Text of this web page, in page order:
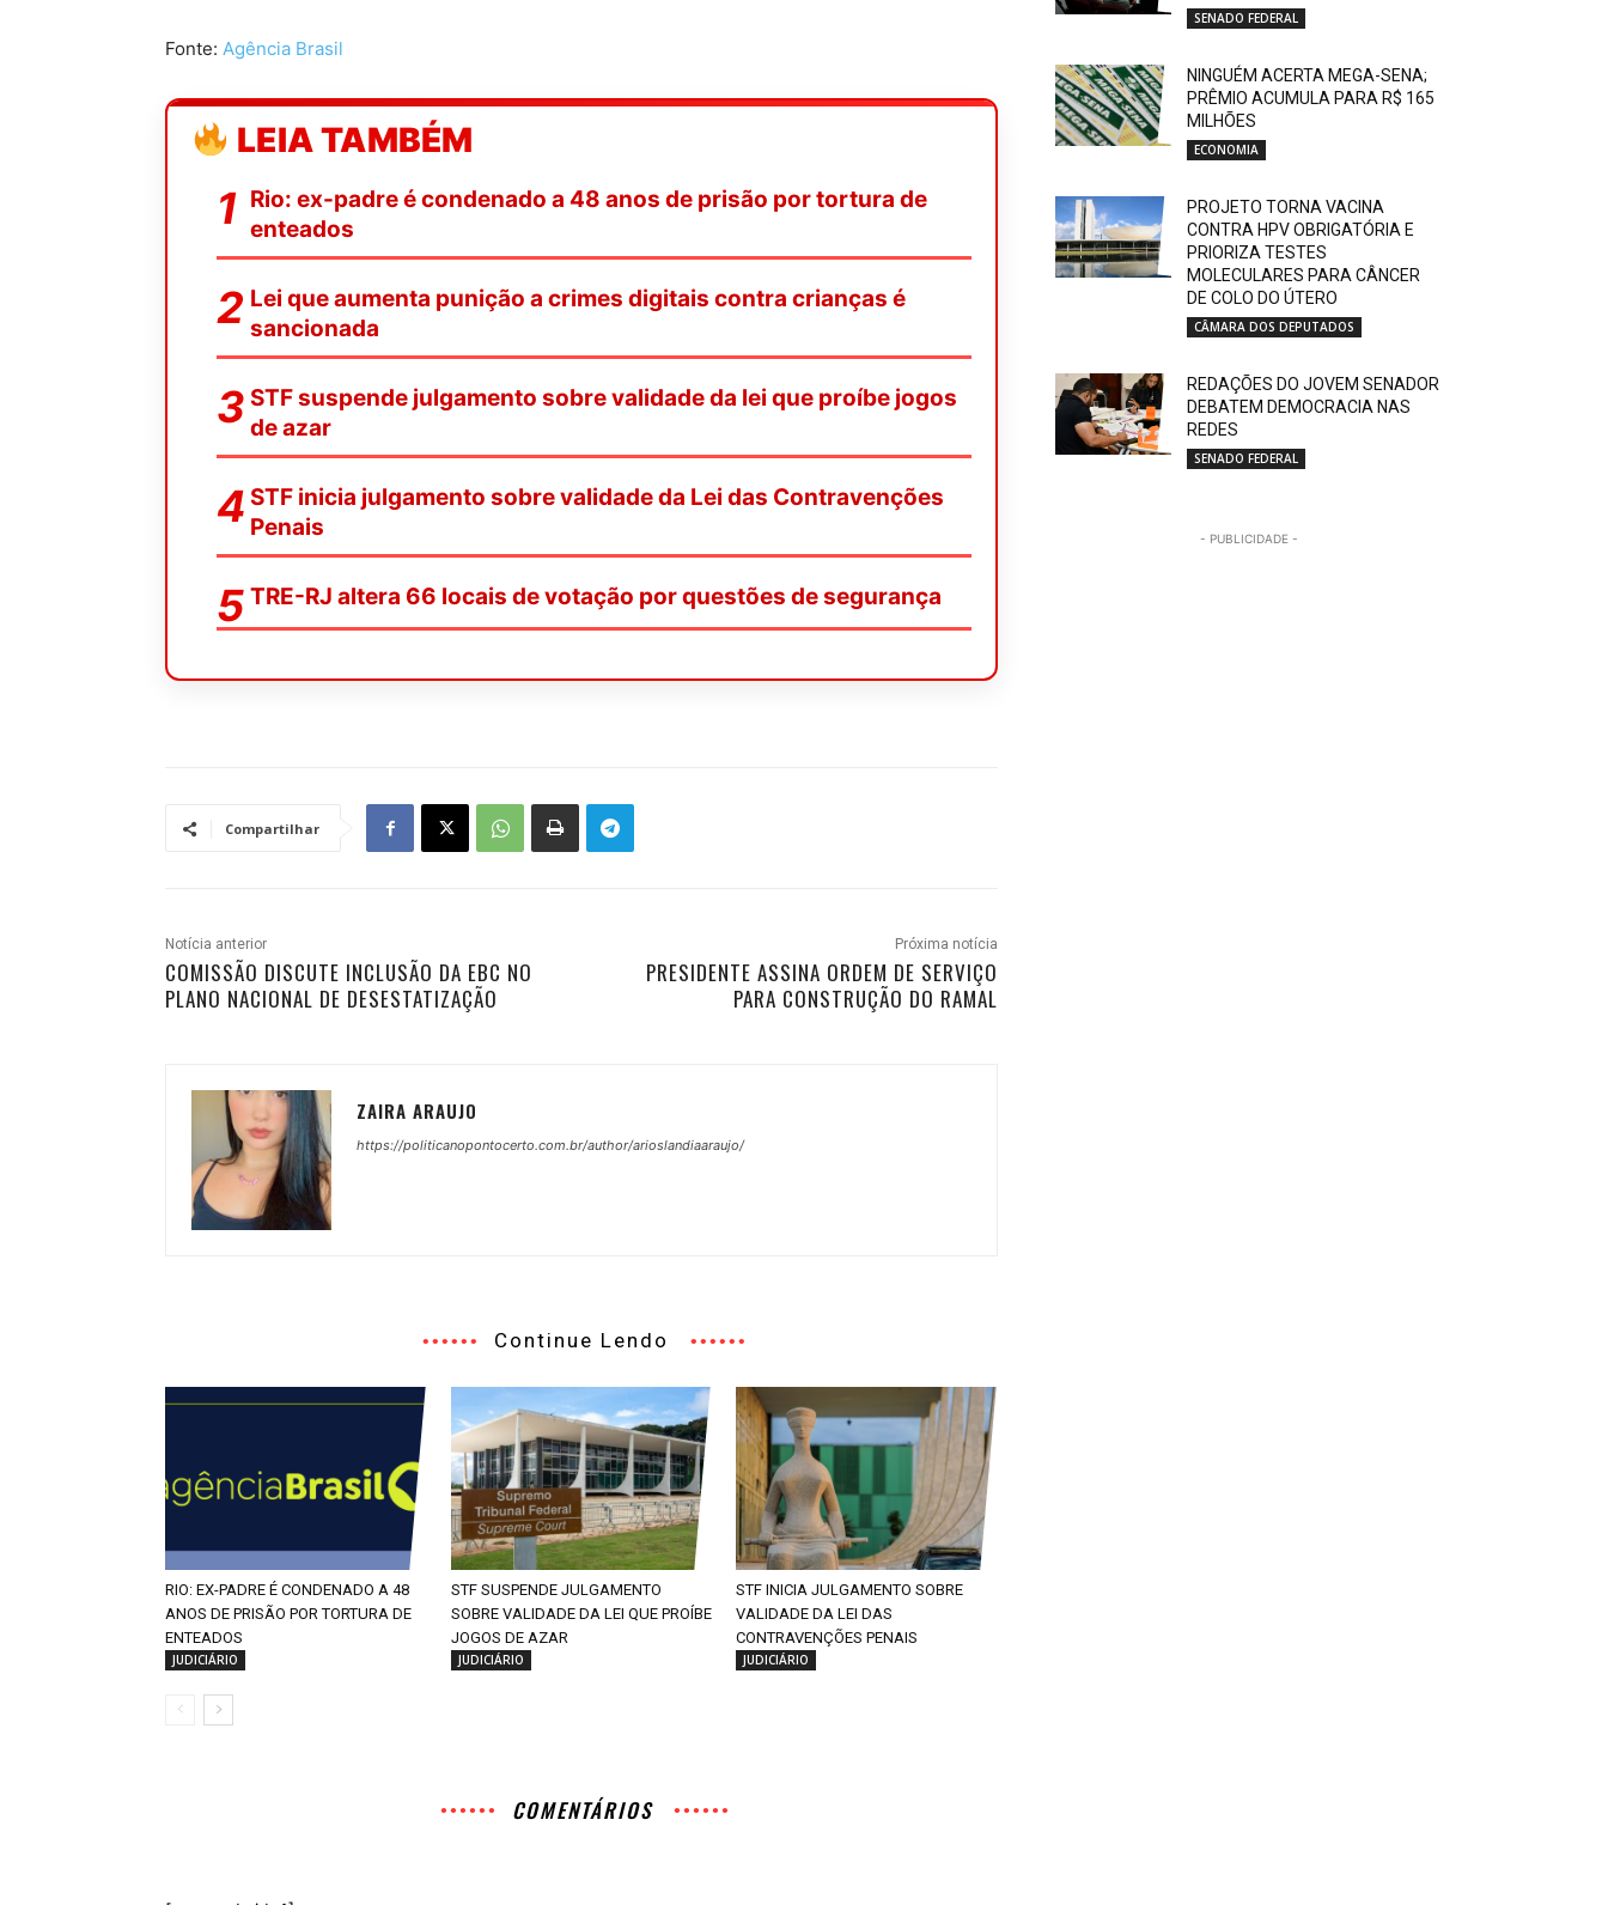
Fonte: Agência Brasil
LEIA TAMBÉM
Rio: ex-padre é condenado a 48 anos de prisão por tortura de
enteados
Lei que aumenta punição a crimes digitais contra crianças é
sancionada
STF suspende julgamento sobre validade da lei que proíbe jogos
de azar
STF inicia julgamento sobre validade da Lei das Contravenções
Penais
TRE-RJ altera 66 locais de votação por questões de segurança
Compartilhar
Notícia anterior
COMISSÃO DISCUTE INCLUSÃO DA EBC NO
PLANO NACIONAL DE DESESTATIZAÇÃO
Próxima notícia
PRESIDENTE ASSINA ORDEM DE SERVIÇO
PARA CONSTRUÇÃO DO RAMAL
ZAIRA ARAUJO
https://politicanopontocerto.com.br/author/arioslandiaaraujo/
Continue Lendo
RIO: EX-PADRE É CONDENADO A 48
ANOS DE PRISÃO POR TORTURA DE
ENTEADOS
JUDICIÁRIO
STF SUSPENDE JULGAMENTO
SOBRE VALIDADE DA LEI QUE PROÍBE
JOGOS DE AZAR
JUDICIÁRIO
STF INICIA JULGAMENTO SOBRE
VALIDADE DA LEI DAS
CONTRAVENÇÕES PENAIS
JUDICIÁRIO
COMENTÁRIOS
SENADO FEDERAL
NINGUÉM ACERTA MEGA-SENA;
PRÊMIO ACUMULA PARA R$ 165
MILHÕES
ECONOMIA
PROJETO TORNA VACINA
CONTRA HPV OBRIGATÓRIA E
PRIORIZA TESTES
MOLECULARES PARA CÂNCER
DE COLO DO ÚTERO
CÂMARA DOS DEPUTADOS
REDAÇÕES DO JOVEM SENADOR
DEBATEM DEMOCRACIA NAS
REDES
SENADO FEDERAL
- PUBLICIDADE -